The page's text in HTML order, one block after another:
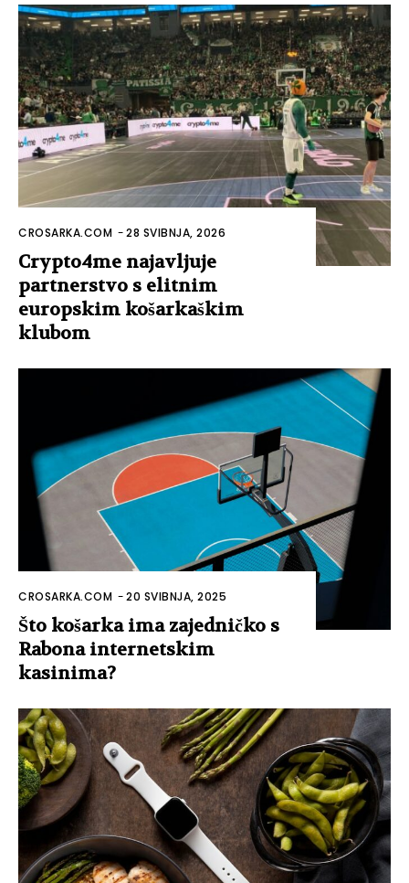
CROSARKA.COM -28 SVIBNJA, 2026
Crypto4me najavljuje
partnerstvo s elitnim
europskim košarkaškim
klubom
CROSARKA.COM -20 SVIBNJA, 2025
Što košarka ima zajedničko s
Rabona internetskim
kasinima?